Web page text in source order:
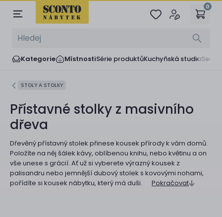
0
Kategorie MístnostiSérie produktůKuchyňská studia
STOLY A STOLKY
Přístavné stolky z masivního
dřeva
Dřevěný přístavný stolek přinese kousek přírody k vám domů.
Položíte na něj šálek kávy, oblíbenou knihu, nebo květinu a on
vše unese s grácií. Ať už si vyberete výrazný kousek z
palisandru nebo jemnější dubový stolek s kovovými nohami,
pořídíte si kousek nábytku, který má duši.
Pokračovat